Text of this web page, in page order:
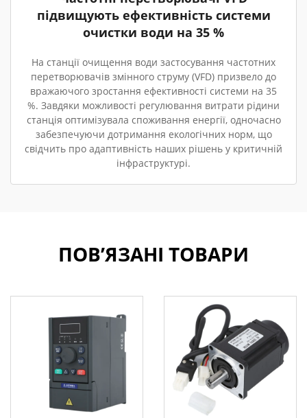
підвищують ефективність системи
очистки води на 35 %
На станції очищення води застосування частотних
перетворювачів змінного струму (VFD) призвело до
вражаючого зростання ефективності системи на 35
%. Завдяки можливості регулювання витрати рідини
станція оптимізувала споживання енергії, одночасно
забезпечуючи дотримання екологічних норм, що
свідчить про адаптивність наших рішень у критичній
інфраструктурі.
ПОВ’ЯЗАНІ ТОВАРИ